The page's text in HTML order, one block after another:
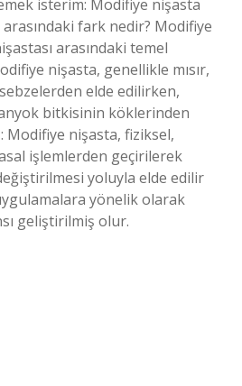
isterim: Modifiye nişasta
fark nedir? Modifiye
arasındaki temel
nişasta, genellikle mısır,
elde edilirken,
bitkisinin köklerinden
Modifiye nişasta, fiziksel,
işlemlerden geçirilerek
yoluyla elde edilir
yönelik olarak
geliştirilmiş olur.